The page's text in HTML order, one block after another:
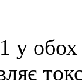
обох